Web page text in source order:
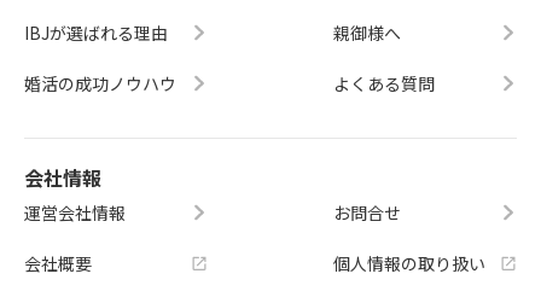
IBJが選ばれる理由
婚活の成功ノウハウ
親御様へ
よくある質問
会社情報
運営会社情報
会社概要
お問合せ
個人情報の取り扱い